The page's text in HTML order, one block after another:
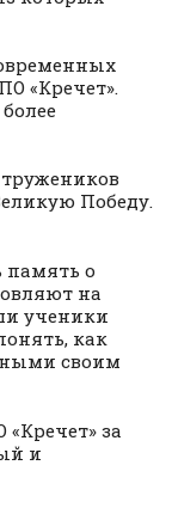
«Кречет».
тружеников
Победу.
память о
на
ученики
как
своим
за
и